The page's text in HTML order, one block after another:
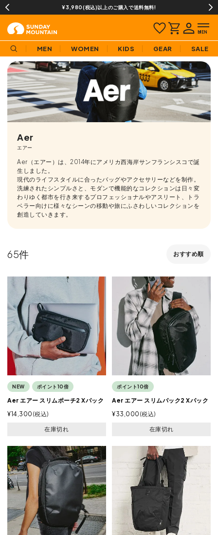
¥3,980(税込)以上のご購入で送料無料!
MEN WOMEN KIDS GEAR SALE
Aer
エアー
Aer（エアー）は、2014年にアメリカ西海岸サンフランシスコで誕
生しました。
現代のライフスタイルに合ったバッグやアクセサリーなどを制作。
洗練されたシンプルさと、モダンで機能的なコレクションは日々変
わりゆく都市を行き来するプロフェッショナルやアスリート、トラ
ベラー向けに様々なシーンの移動や旅にふさわしいコレクションを
創造していきます。
おすすめ順
65
NEW ポイント10倍
Aer エアー スリムポーチ2 Xパック
¥14,300 税込
在庫切れ
ポイント10倍
Aer エアー スリムパック2 Xパック
¥33,000 税込
在庫切れ